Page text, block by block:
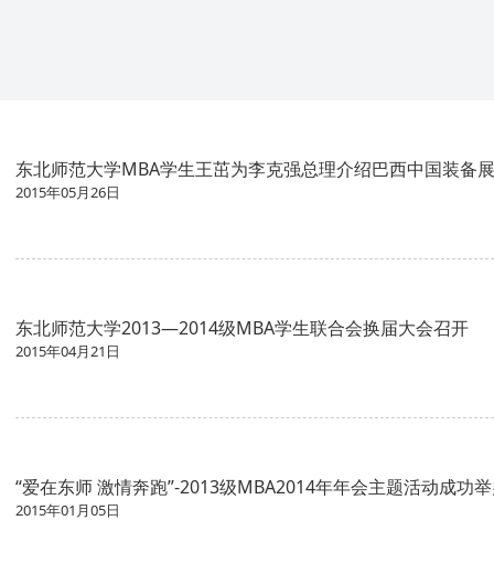
东北师范大学MBA学生王茁为李克强总理介绍巴西中国装备展
2015年05月26日
东北师范大学2013—2014级MBA学生联合会换届大会召开
2015年04月21日
“爱在东师 激情奔跑”-2013级MBA2014年年会主题活动成功
2015年01月05日